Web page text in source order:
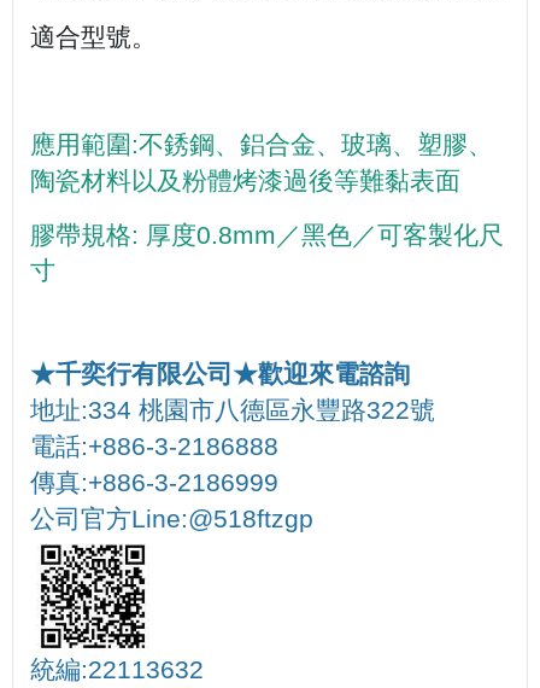
適合型號。
應用範圍:不銹鋼、鋁合金、玻璃、塑膠、
陶瓷材料以及粉體烤漆過後等難黏表面
膠帶規格: 厚度0.8mm／黑色／可客製化尺
寸
★千奕行有限公司★歡迎來電諮詢
地址:334 桃園市八德區永豐路322號
電話:+886-3-2186888
傳真:+886-3-2186999
公司官方Line:@518ftzgp
統編:22113632